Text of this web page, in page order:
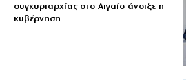
συγκυριαρχίας στο Αιγαίο άνοιξε η
κυβέρνηση